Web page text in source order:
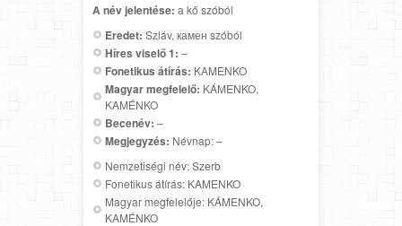
A név jelentése: a kő szóból
Eredet: Szláv, камен szóból
Híres viselő 1: –
Fonetikus átírás: KAMENKO
Magyar megfelelő: KÁMENKO,
KAMÉNKO
Becenév: –
Megjegyzés: Névnap: –
Nemzetiségi név: Szerb
Fonetikus átírás: KAMENKO
Magyar megfelelője: KÁMENKO,
KAMÉNKO